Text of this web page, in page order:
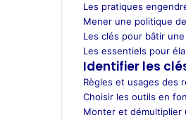
Les pratiques
Mener une politique
Les clés pour bâtir
Les essentiels pour
Identifier les
Règles et usages des
Choisir les outils en
Monter et démultiplier